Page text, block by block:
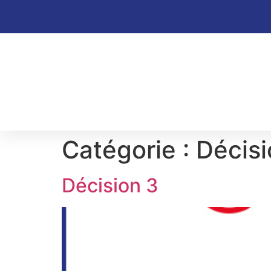
Catégorie :
Décision 3